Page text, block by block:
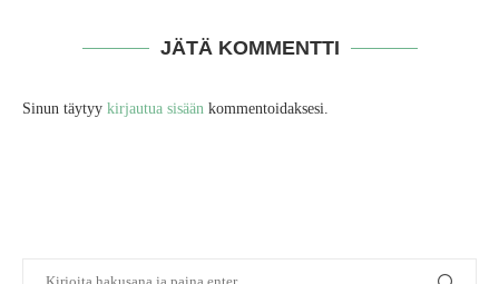
JÄTÄ KOMMENTTI
Sinun täytyy kirjautua sisään kommentoidaksesi.